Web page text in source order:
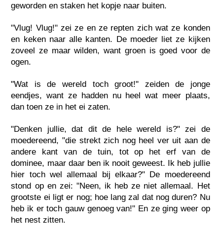
geworden en staken het kopje naar buiten.
"Vlug! Vlug!" zei ze en ze repten zich wat ze konden
en keken naar alle kanten. De moeder liet ze kijken
zoveel ze maar wilden, want groen is goed voor de
ogen.
"Wat is de wereld toch groot!" zeiden de jonge
eendjes, want ze hadden nu heel wat meer plaats,
dan toen ze in het ei zaten.
"Denken jullie, dat dit de hele wereld is?" zei de
moedereend, "die strekt zich nog heel ver uit aan de
andere kant van de tuin, tot op het erf van de
dominee, maar daar ben ik nooit geweest. Ik heb jullie
hier toch wel allemaal bij elkaar?" De moedereend
stond op en zei: "Neen, ik heb ze niet allemaal. Het
grootste ei ligt er nog; hoe lang zal dat nog duren? Nu
heb ik er toch gauw genoeg van!" En ze ging weer op
het nest zitten.